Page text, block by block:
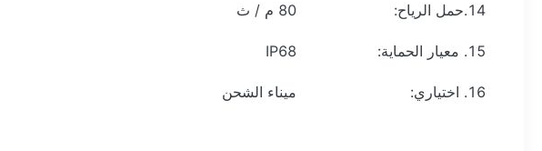
14.حمل الرياح: 80 م / ث
15. معيار الحماية: IP68
16. اختياري: ميناء الشحن